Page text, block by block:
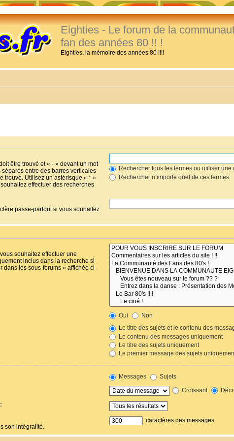
Eighties - Le forum de la
fan des années 80 !! !
Eighties, la mémoire des années 80 !!!!
être trouvé et « - » devant un mot
entre des barres verticales
trouvé. Utilisez un astérisque « * »
effectuer des recherches
Rechercher tous les termes ou utiliser
Rechercher n’importe quel de ces termes
passe-partout si vous souhaitez
souhaitez effectuer une
inclus dans la recherche si
dans les sous-forums » affichée ci-
Oui
Non
Le titre des sujets et le contenu des
Le contenu des messages uniquement
Le titre des sujets uniquement
Le premier message des sujets
Messages
Sujets
Croissant
son intégralité.
caractères des messages